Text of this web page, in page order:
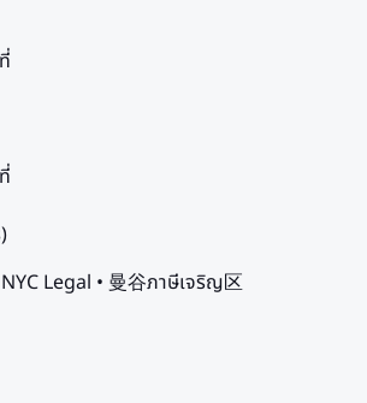
Legal • 曼谷ภาษีเจริญ区